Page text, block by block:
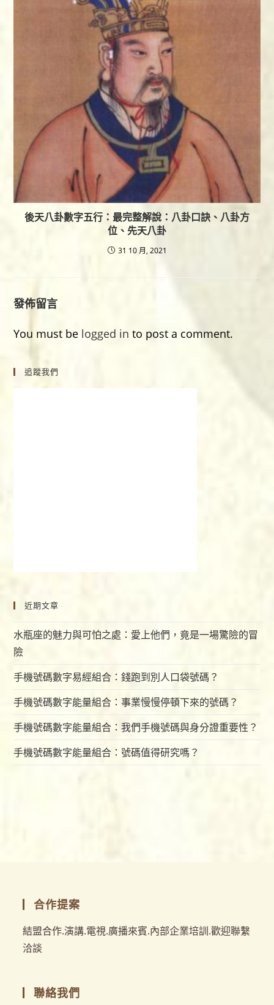
後天八卦數字五行：最完整解說：八卦口訣、八卦方
位、先天八卦
31 10 月, 2021
發佈留言
You must be logged in to post a comment.
追蹤我們
近期文章
水瓶座的魅力與可怕之處：愛上他們，竟是一場驚險的冒
險
手機號碼數字易經組合：錢跑到別人口袋號碼？
手機號碼數字能量組合：事業慢慢停頓下來的號碼？
手機號碼數字能量組合：我們手機號碼與身分證重要性？
手機號碼數字能量組合：號碼值得研究嗎？
合作提案
結盟合作.演講.電視.廣播來賓.內部企業培訓.歡迎聯繫
洽談
聯絡我們